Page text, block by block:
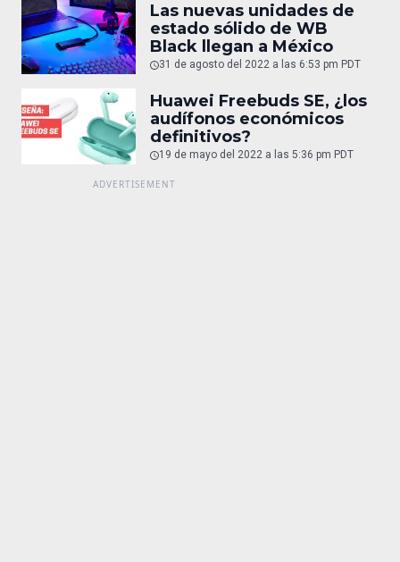
Las nuevas unidades de
estado sólido de WB
Black llegan a México
31 de agosto del 2022 a las 6:53 pm PDT
Huawei Freebuds SE, ¿los
audífonos económicos
definitivos?
19 de mayo del 2022 a las 5:36 pm PDT